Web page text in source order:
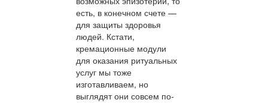
есть, в конечном счете —
для защиты здоровья
людей. Кстати,
кремационные модули
для оказания ритуальных
услуг мы тоже
изготавливаем, но
выглядят они совсем по-